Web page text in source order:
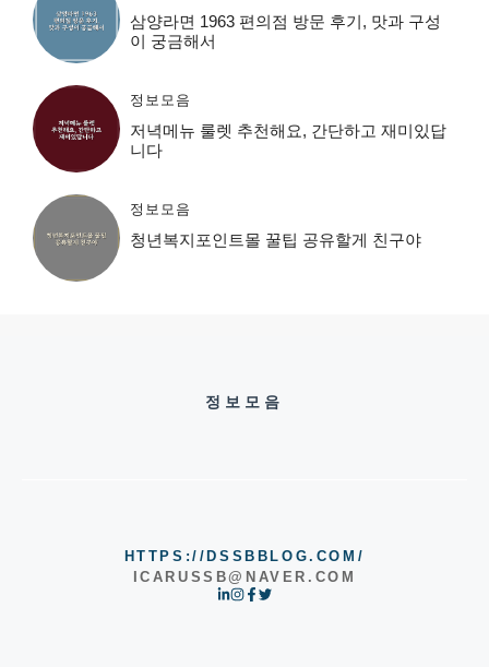
삼양라면 1963 편의점 방문 후기, 맛과 구성
이 궁금해서
정보모음
저녁메뉴 룰렛 추천해요, 간단하고 재미있답
니다
정보모음
청년복지포인트몰 꿀팁 공유할게 친구야
정보모음
HTTPS://DSSBBLOG.COM/
ICARUSSB@NAVER.COM